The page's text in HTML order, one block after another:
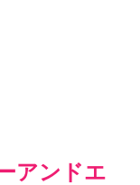
アンドエ